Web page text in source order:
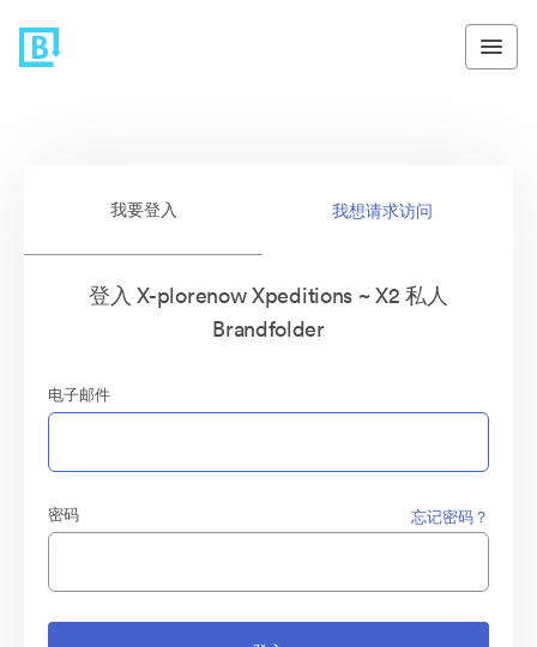
我要登入 我想请求访问
登入 X-plorenow Xpeditions ~ X2 私人
Brandfolder
电子邮件
密码 忘记密码？